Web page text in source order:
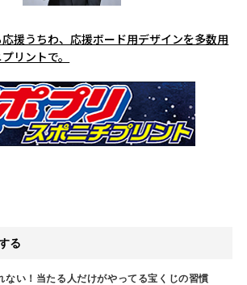
援うちわ、応援ボード用デザインを多数用
リントで。
る
ない！当たる人だけがやってる宝くじの習慣